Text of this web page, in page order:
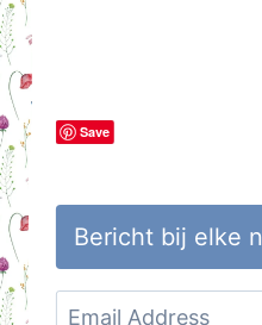
Save
Bericht bij elke
Email